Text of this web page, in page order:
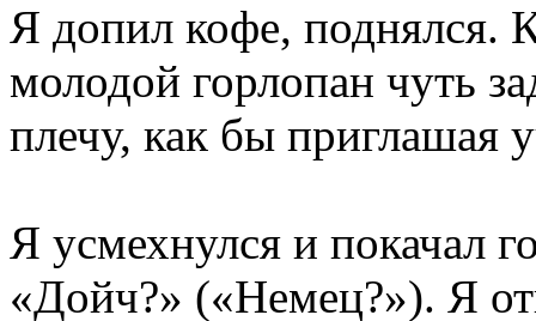
Я допил кофе, поднялся.
молодой горлопан чуть
плечу, как бы приглашая
Я усмехнулся и покачал
«Дойч?» («Немец?»). Я